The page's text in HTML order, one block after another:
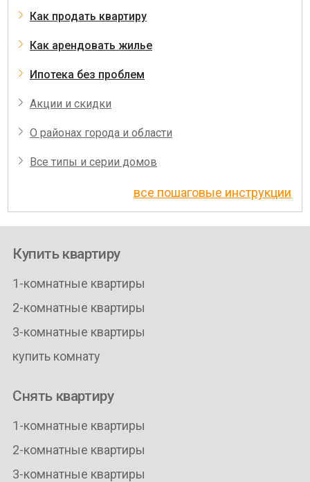
Как продать квартиру
Как арендовать жилье
Ипотека без проблем
Акции и скидки
О районах города и области
Все типы и серии домов
все пошаговые инструкции
Купить квартиру
1-комнатные квартиры
2-комнатные квартиры
3-комнатные квартиры
купить комнату
Снять квартиру
1-комнатные квартиры
2-комнатные квартиры
3-комнатные квартиры